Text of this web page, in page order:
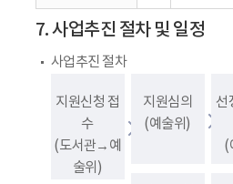
7. 사업추진 절차 및 일정
사업추진 절차
지원신청 접
수
(도서관→예
술위)
지원심의
(예술위)
선
(